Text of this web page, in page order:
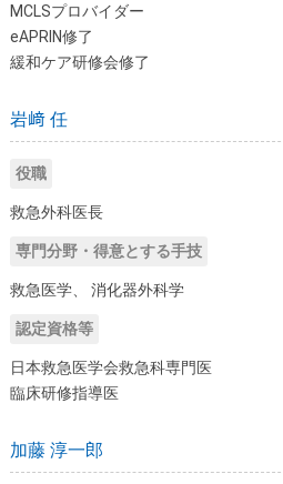
MCLSプロバイダー
eAPRIN修了
緩和ケア研修会修了
岩﨑 任
役職
救急外科医長
専門分野・得意とする手技
救急医学、 消化器外科学
認定資格等
日本救急医学会救急科専門医
臨床研修指導医
加藤 淳一郎